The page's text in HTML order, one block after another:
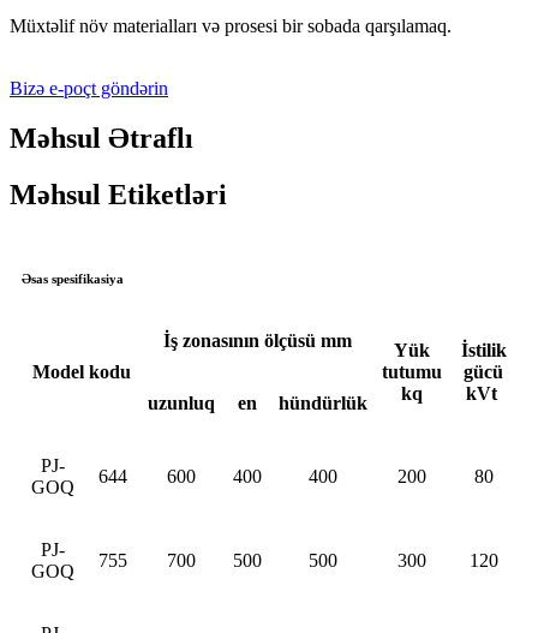
Müxtəlif növ materialları və prosesi bir sobada qarşılamaq.
Bizə e-poçt göndərin
Məhsul Ətraflı
Məhsul Etiketləri
Əsas spesifikasiya
Model kodu
İş zonasının ölçüsü mm
Yük
tutumu
kq
İstilik
gücü
kVt
uzunluq en hündürlük
PJ-
GOQ
644 600 400 400 200 80
PJ-
GOQ
755 700 500 500 300 120